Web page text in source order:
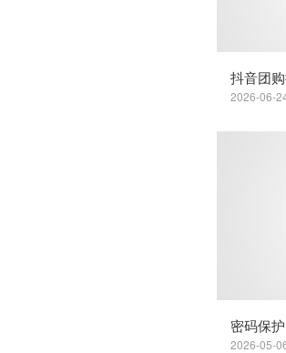
抖音团
2026-06-
密码保
2026-05-